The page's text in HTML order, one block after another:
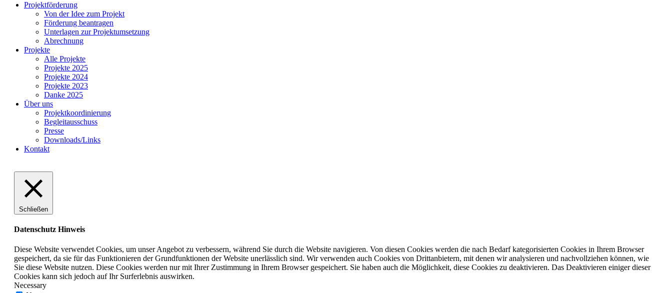
Projektförderung
Von der Idee zum Projekt
Förderung beantragen
Unterlagen zur Projektumsetzung
Abrechnung
Projekte
Alle Projekte
Projekte 2025
Projekte 2024
Projekte 2023
Danke 2025
Über uns
Projektkoordinierung
Begleitausschuss
Presse
Downloads/Links
Kontakt
Schließen
Datenschutz Hinweis
Diese Website verwendet Cookies, um unser Angebot zu verbessern, während Sie durch die Website navigieren. Von diesen Cookies werden die nach Bedarf kategorisierten Cookies in Ihrem Browser
gespeichert, da sie für das Funktionieren der Grundfunktionen der Website unerlässlich sind. Wir verwenden auch Cookies von Drittanbietern, mit denen wir analysieren und nachvollziehen können, wie
Sie diese Website nutzen. Diese Cookies werden nur mit Ihrer Zustimmung in Ihrem Browser gespeichert. Sie haben auch die Möglichkeit, diese Cookies zu deaktivieren. Das Deaktivieren einiger dieser
Cookies kann sich jedoch auf Ihr Surferlebnis auswirken.
Necessary